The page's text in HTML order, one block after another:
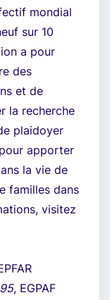
mondial
sur 10
a pour
des
et de
la recherche
plaidoyer
apporter
la vie de
familles dans
visitez
, EGPAF